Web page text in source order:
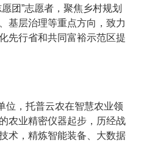
团”志愿者，聚焦乡村规划
基层治理等重点方向，致力
先行省和共同富裕示范区提
位，托普云农在智慧农业领
农业精密仪器起步，历经战
术，精炼智能装备、大数据